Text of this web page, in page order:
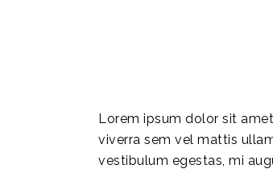
Lorem ipsum dolor sit
viverra sem vel mattis
vestibulum egestas, mi